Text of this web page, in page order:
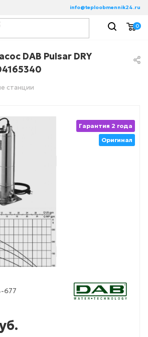
info@teploobmennik24.ru
0
DAB Pulsar DRY
станции
Гарантия 2 года
Оригинал
677